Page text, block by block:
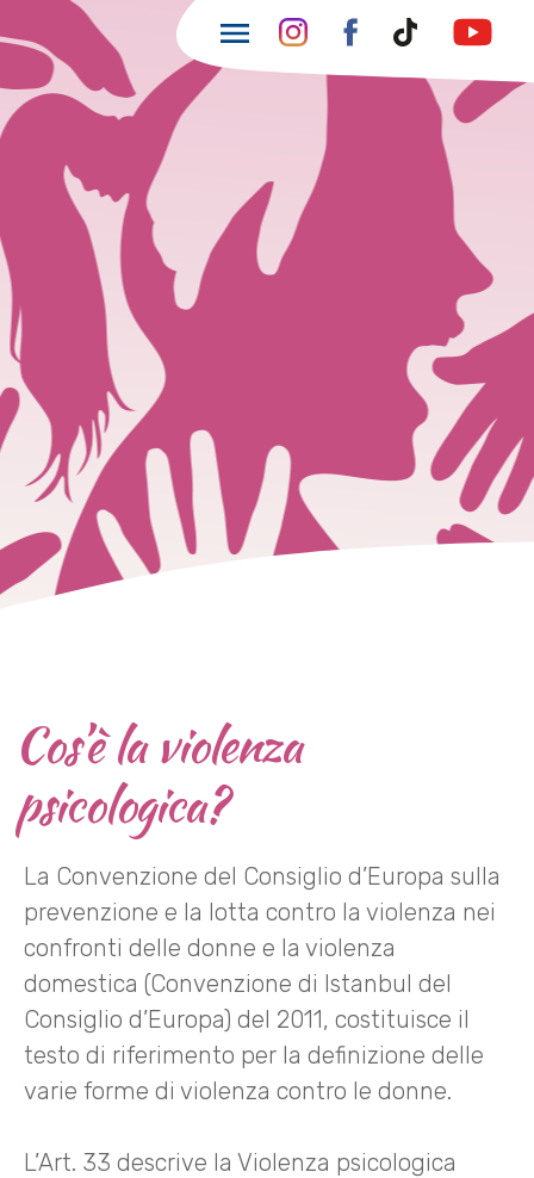
Cos’è la violenza
psicologica?
La Convenzione del Consiglio d’Europa sulla
prevenzione e la lotta contro la violenza nei
confronti delle donne e la violenza
domestica (Convenzione di Istanbul del
Consiglio d’Europa) del 2011, costituisce il
testo di riferimento per la definizione delle
varie forme di violenza contro le donne.
L’Art. 33 descrive la Violenza psicologica